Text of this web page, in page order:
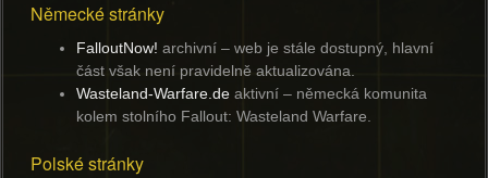
Německé stránky
FalloutNow! archivní – web je stále dostupný, hlavní
část však není pravidelně aktualizována.
Wasteland-Warfare.de aktivní – německá komunita
kolem stolního Fallout: Wasteland Warfare.
Polské stránky